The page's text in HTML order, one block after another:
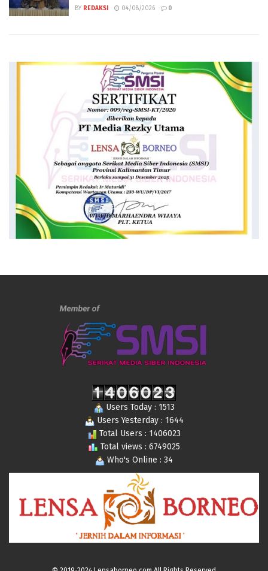
BY REDAKSI 04/08/2026 0
Users Today : 1513
Users Yesterday : 1644
Total Users : 1406023
Total views : 6749025
Who's Online : 34